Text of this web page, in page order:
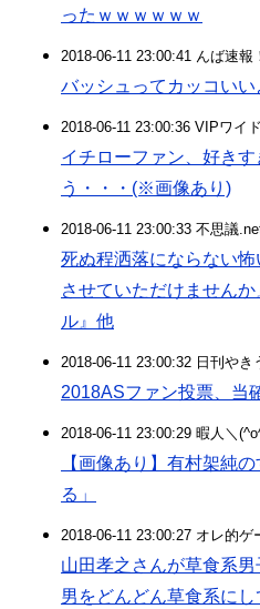
ったｗｗｗｗｗｗ
2018-06-11 23:00:41 んば速報
バッシュってカッコいい
2018-06-11 23:00:36 VIPワイ
イチローファン、好き
う・・・(※画像あり)
2018-06-11 23:00:33 不思議
死ぬ程洒落にならない
させていただけません
ル』他
2018-06-11 23:00:32 日刊やき
2018ASファン投票、当
2018-06-11 23:00:29 暇人＼
【画像あり】有村架純
る」
2018-06-11 23:00:27 オレ的ゲ
山田孝之さんが草食系
男をどんどん草食系に